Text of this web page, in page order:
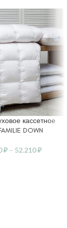
кассетное
DOWN
₽ – 52.210₽